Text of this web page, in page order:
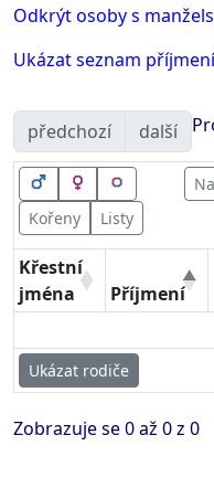
Odkrýt osoby s
Ukázat seznam příjmení
předchozí další
Kořeny
Listy
Křestní
jména
Příjmení
Ukázat rodiče
Zobrazuje se 0 až 0 z 0